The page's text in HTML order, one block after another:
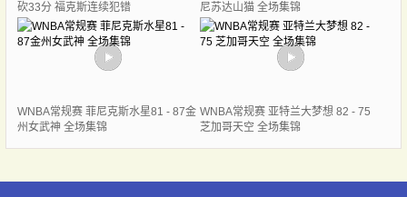
砍33分 福克斯连续犯错
尼苏达山猫 全场集锦
WNBA常规赛 菲尼克斯水星81 - 87金
州女武神 全场集锦
WNBA常规赛 亚特兰大梦想 82 - 75
芝加哥天空 全场集锦